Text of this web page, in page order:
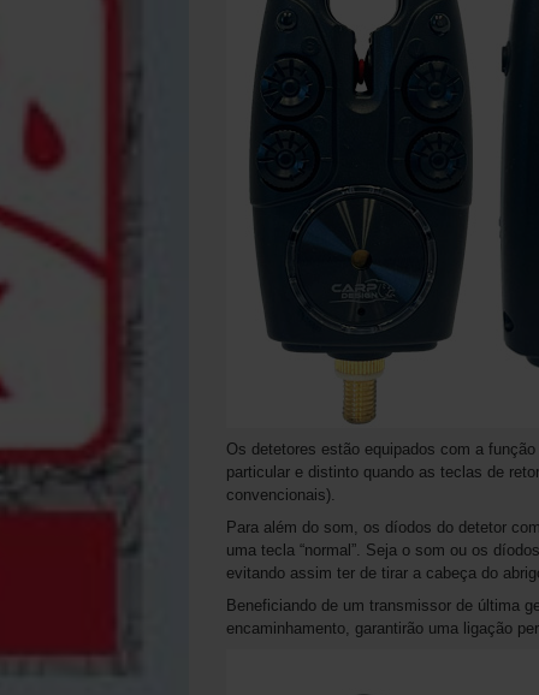
Os detetores estão equipados com a
particular e distinto quando as teclas de
convencionais).
Para além do som, os díodos do detetor
uma tecla “normal”. Seja o som ou os
evitando assim ter de tirar a cabeça do
Beneficiando de um transmissor de última
encaminhamento, garantirão uma ligação